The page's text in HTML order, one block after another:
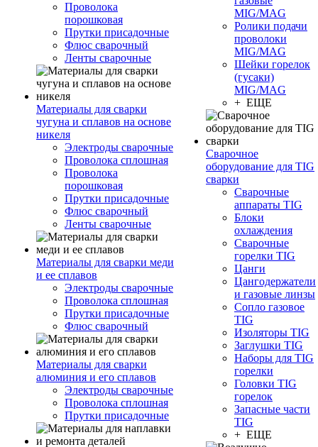
Проволока
порошковая
Прутки присадочные
Флюс сварочный
Ленты сварочные
Материалы для сварки
чугуна и сплавов на основе
никеля
Электроды сварочные
Проволока сплошная
Проволока
порошковая
Прутки присадочные
Флюс сварочный
Ленты сварочные
Материалы для сварки меди
и ее сплавов
Электроды сварочные
Проволока сплошная
Прутки присадочные
Флюс сварочный
Материалы для сварки
алюминия и его сплавов
Электроды сварочные
Проволока сплошная
Прутки присадочные
MIG/MAG
Ролики подачи
проволоки
MIG/MAG
Шейки горелок
(гусаки)
MIG/MAG
+ ЕЩЕ
Сварочное
оборудование для TIG
сварки
Сварочные
аппараты TIG
Блоки
охлаждения
Сварочные
горелки TIG
Цанги
Цангодержатели
и газовые линзы
Сопло газовое
TIG
Изоляторы TIG
Заглушки TIG
Наборы для TIG
горелки
Головки TIG
горелок
Запасные части
TIG
+ ЕЩЕ